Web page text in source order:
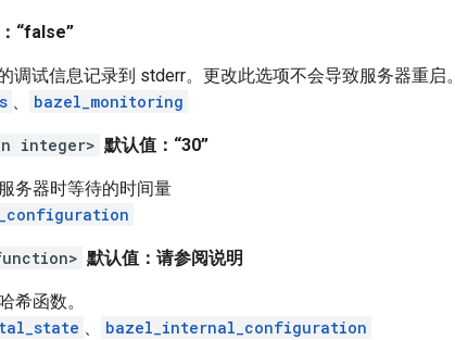
“false”
调试信息记录到 stderr。更改此选项不会导致服务器重启。
、 bazel_monitoring
integer> 默认值：“30”
务器时等待的时间量
默认值：请参阅说明
希函数。
、 bazel_internal_configuration